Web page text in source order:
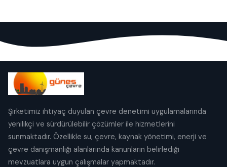
Şirketimiz ihtiyaç duyulan çevre denetimi uygulamalarında
yenilikçi ve sürdürülebilir çözümler ile hizmetlerini
sunmaktadır. Özellikle su, çevre, kaynak yönetimi, enerji ve
çevre danışmanlığı alanlarında kanunların belirlediği
mevzuatlara uygun çalışmalar yapmaktadır.